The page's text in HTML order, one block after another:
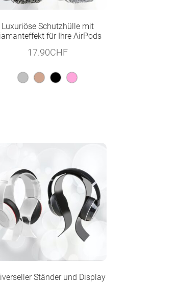
Luxuriöse Schutzhülle mit
für Ihre AirPods
17.90CHF
Ständer und Display